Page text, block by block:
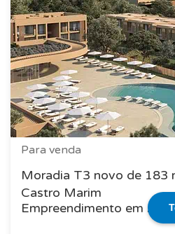
Para venda
Moradia T3 novo de 183
Castro Marim
Empreendimento em